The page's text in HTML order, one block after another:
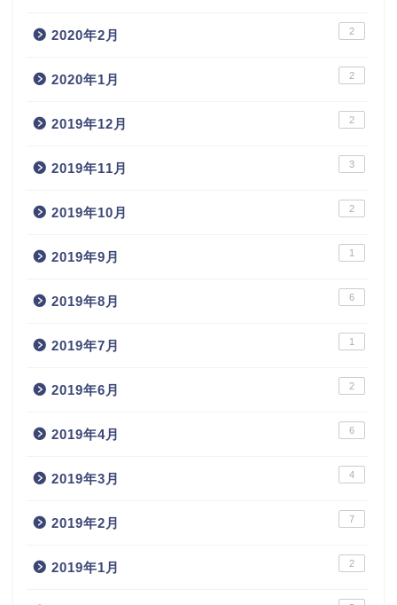
2020年2月 2
2020年1月 2
2019年12月 2
2019年11月 3
2019年10月 2
2019年9月 1
2019年8月 6
2019年7月 1
2019年6月 2
2019年4月 6
2019年3月 4
2019年2月 7
2019年1月 2